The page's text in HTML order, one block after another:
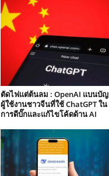
ตัดไฟแต่ต้นลม : OpenAI แบนบั
ผู้ใช้งานชาวจีนที่ใช้ ChatGPT ใน
การดีบั๊กและแก้ไขโค้ดด้าน AI